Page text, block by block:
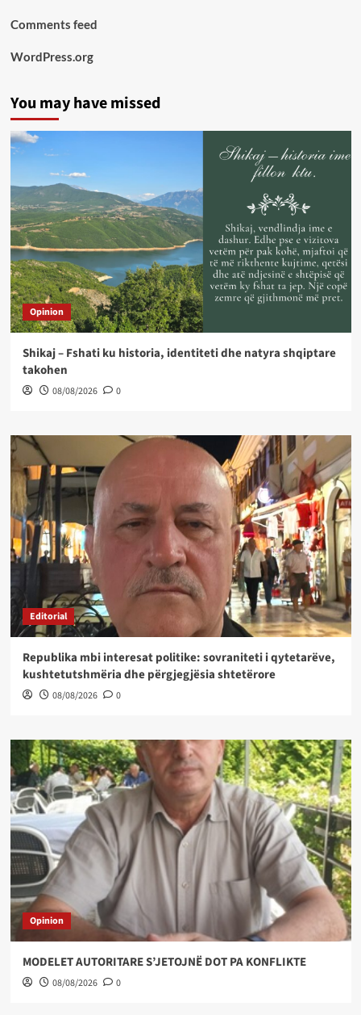
Comments feed
WordPress.org
You may have missed
Opinion
Shikaj – Fshati ku historia, identiteti dhe natyra shqiptare
takohen
08/08/2026 0
Editorial
Republika mbi interesat politike: sovraniteti i qytetarëve,
kushtetutshmëria dhe përgjegjësia shtetërore
08/08/2026 0
Opinion
MODELET AUTORITARE S’JETOJNË DOT PA KONFLIKTE
08/08/2026 0